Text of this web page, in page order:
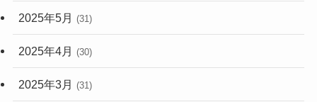
2025年5月 (31)
2025年4月 (30)
2025年3月 (31)